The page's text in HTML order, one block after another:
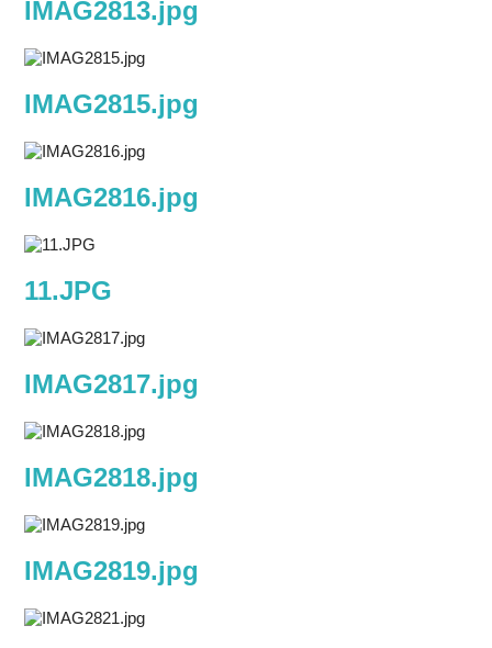
IMAG2813.jpg
IMAG2815.jpg
IMAG2816.jpg
11.JPG
IMAG2817.jpg
IMAG2818.jpg
IMAG2819.jpg